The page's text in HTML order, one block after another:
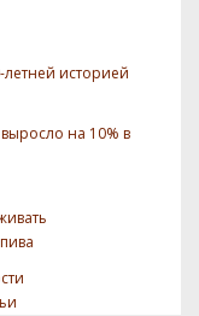
историей
на 10% в